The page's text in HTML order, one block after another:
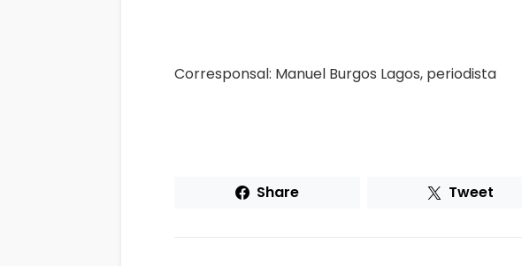
Corresponsal: Manuel Burgos Lagos, periodista
Share Tweet